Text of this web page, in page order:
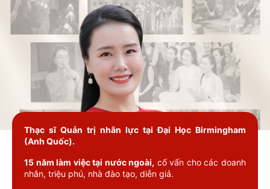
Thạc sĩ Quản trị nhân lực tại Đại Học Birmingham
(Anh Quốc).
15 năm làm việc tại nước ngoài, cố vấn cho các doanh
nhân, triệu phú, nhà đào tạo, diễn giả.